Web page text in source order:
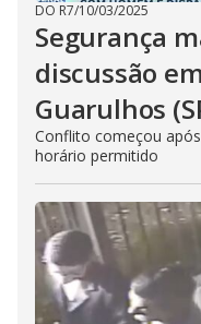
DO R7/10/03/2025
Segurança
discussão
Guarulhos
Conflito começou
horário permitido